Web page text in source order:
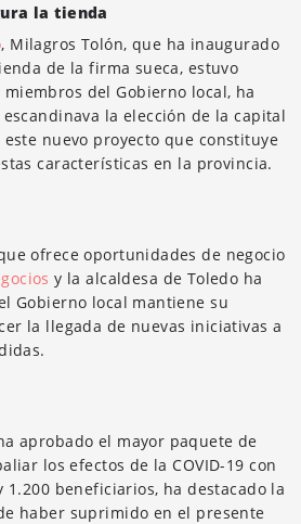
la tienda
, Milagros Tolón, que ha inaugurado
de la firma sueca, estuvo
del Gobierno local, ha
la elección de la capital
nuevo proyecto que constituye
características en la provincia.
ofrece oportunidades de negocio
y la alcaldesa de Toledo ha
Gobierno local mantiene su
la llegada de nuevas iniciativas a
aprobado el mayor paquete de
los efectos de la COVID-19 con
1.200 beneficiarios, ha destacado la
haber suprimido en el presente